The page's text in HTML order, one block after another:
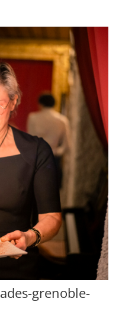
grenoble-